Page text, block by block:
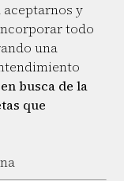
aceptarnos y
todo
una
busca de la
que